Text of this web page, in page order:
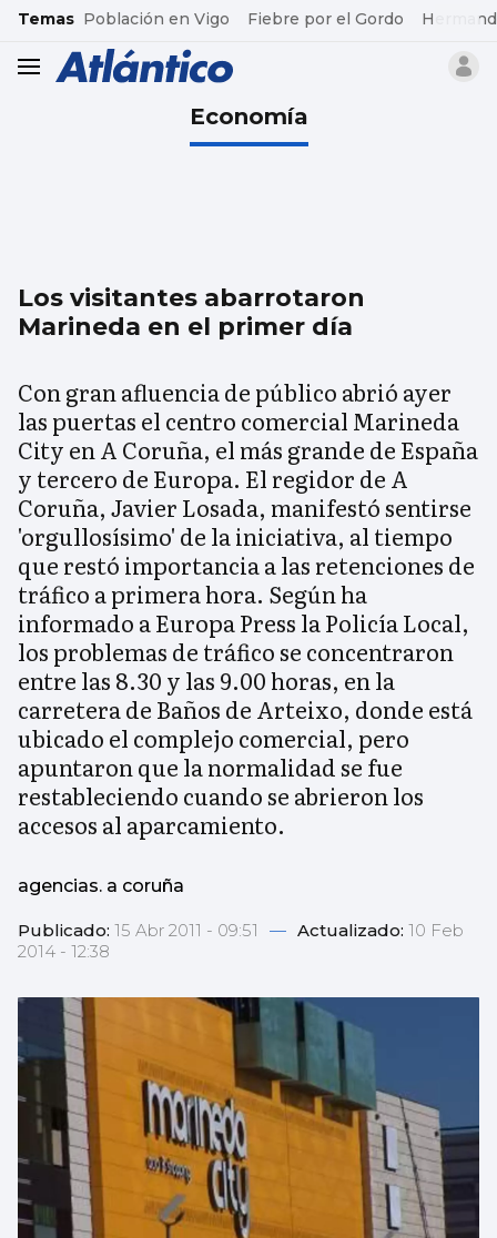
common.go-to-content
Temas Población en Vigo Fiebre por el Gordo
header.menu.open
Economía
Los visitantes abarrotaron
Marineda en el primer día
Con gran afluencia de público abrió ayer
las puertas el centro comercial Marineda
City en A Coruña, el más grande de España
y tercero de Europa. El regidor de A
Coruña, Javier Losada, manifestó sentirse
'orgullosísimo' de la iniciativa, al tiempo
que restó importancia a las retenciones de
tráfico a primera hora. Según ha
informado a Europa Press la Policía Local,
los problemas de tráfico se concentraron
entre las 8.30 y las 9.00 horas, en la
carretera de Baños de Arteixo, donde está
ubicado el complejo comercial, pero
apuntaron que la normalidad se fue
restableciendo cuando se abrieron los
accesos al aparcamiento.
agencias. a coruña
Publicado: 15 Abr 2011 - 09:51 — Actualizado: 10 Feb
2014 - 12:38